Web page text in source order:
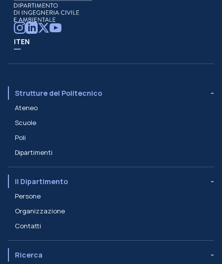
ITEN
Strutture del Politecnico
Ateneo
Scuole
Poli
Dipartimenti
Il Dipartimento
Persone
Organizzazione
Contatti
Ricerca